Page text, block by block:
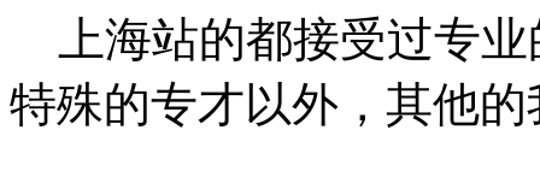
上海站的都接受过专业
特殊的专才以外，其他